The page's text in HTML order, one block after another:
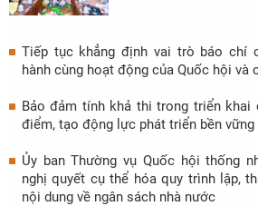
Tiếp tục khẳng định vai trò báo chí
hành cùng hoạt động của Quốc hội và
Bảo đảm tính khả thi trong triển khai
điểm, tạo động lực phát triển bền vững
Ủy ban Thường vụ Quốc hội thống
nghị quyết cụ thể hóa quy trình lập,
nội dung về ngân sách nhà nước